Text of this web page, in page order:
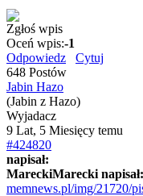
Zgłoś wpis
Oceń wpis:-1
Odpowiedz
Cytuj
648 Postów
Jabin Hazo
(Jabin z Hazo)
Wyjadacz
9 Lat, 5 Miesięcy temu
#424820
napisał:
MareckiMarecki napisał:
memnews.pl/img/21720/